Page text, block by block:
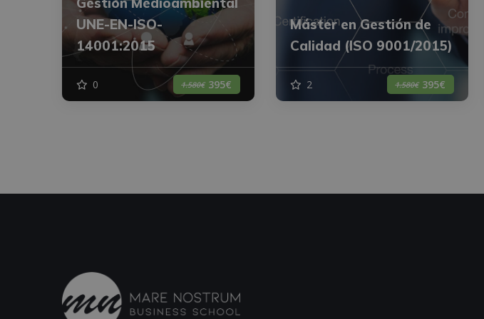
UNE-EN-ISO-
14001:2015
0 1.580€ 395€
Máster en Gestión de
Calidad (ISO 9001/2015)
2 1.580€ 395€